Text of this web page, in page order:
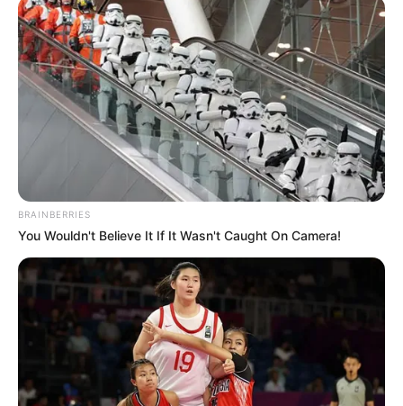
καθηγητή
Την λένε «Κυκλάδες χωρίς πλοίο» και είναι 1
ώρα από Χαλκίδα – Υπερβολή ή όχι;
Θλίψη στην Εύβοια για γυναίκα
Ακολουθήστε το evianews.com στοGoogle
BRAINBERRIES
You Wouldn't Believe It If It Wasn't Caught On Camera!